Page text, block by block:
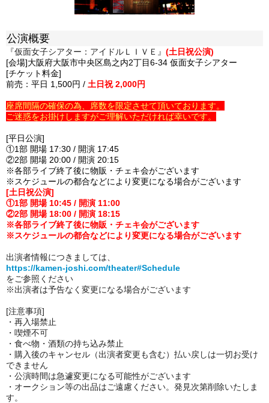
公演概要
『仮面女子シアター：アイドルＬＩＶＥ』 (土日祝公演)
[会場]大阪府大阪市中央区島之内2丁目6-34 仮面女子シアター
[チケット料金]
前売：平日 1,500円 / 土日祝 2,000円
座席間隔の確保の為、席数を限定させて頂いております。
ご迷惑をお掛けしますがご理解いただければ幸いです。
[平日公演]
①1部 開場 17:30 / 開演 17:45
②2部 開場 20:00 / 開演 20:15
※各部ライブ終了後に物販・チェキ会がございます
※スケジュールの都合などにより変更になる場合がございます
[土日祝公演]
①1部 開場 10:45 / 開演 11:00
②2部 開場 18:00 / 開演 18:15
※各部ライブ終了後に物販・チェキ会がございます
※スケジュールの都合などにより変更になる場合がございます
出演者情報につきましては、
https://kamen-joshi.com/theater#Schedule
をご参照ください
※出演者は予告なく変更になる場合がございます
[注意事項]
・再入場禁止
・喫煙不可
・食べ物・酒類の持ち込み禁止
・購入後のキャンセル（出演者変更も含む）払い戻しは一切お受け
できません
・公演時間は急遽変更になる可能性がございます
・オークション等の出品はご遠慮ください。発見次第削除いたしま
す。